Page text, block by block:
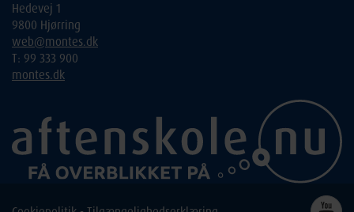
Hedevej 1
9800 Hjørring
web@montes.dk
T: 99 333 900
montes.dk